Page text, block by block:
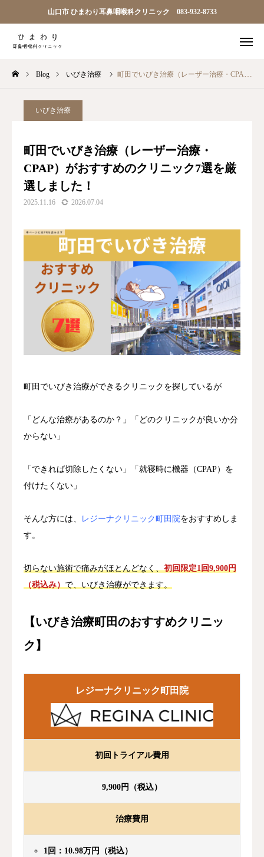
山口市 ひまわり耳鼻咽喉科クリニック 083-932-8733
Blog いびき治療 町田でいびき治療（レーザー治療・CPAP）がおすすめのクリニック7選を厳選しました！
いびき治療
町田でいびき治療（レーザー治療・
CPAP）がおすすめのクリニック7選を厳
選しました！
2025.11.16 2026.07.04
町田でいびき治療ができるクリニックを探しているが
「どんな治療があるのか？」「どのクリニックが良いか分
からない」
「できれば切除したくない」「就寝時に機器（CPAP）を
付けたくない」
そんな方には、 レジーナクリニック町田院をおすすめしま
す。
切らない施術で痛みがほとんどなく、 初回限定1回9,900円
（税込み） で、いびき治療ができます。
【いびき治療町田のおすすめクリニッ
ク】
レジーナクリニック町田院
初回トライアル費用
9,900円（税込）
治療費用
1回：10.98万円（税込）
 順番予約
問診 アクセス
診療案内
院長ごあいさつ
いびき・無呼吸